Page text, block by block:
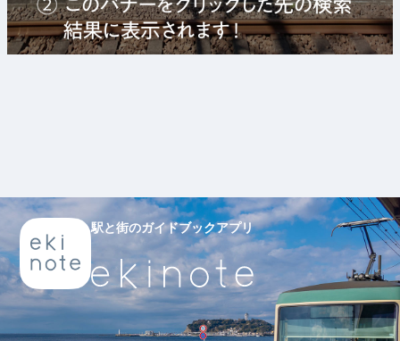
駅と街のガイドブックアプリ